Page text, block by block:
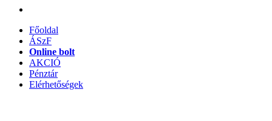
Főoldal
ÁSzF
Online bolt
AKCIÓ
Pénztár
Elérhetőségek